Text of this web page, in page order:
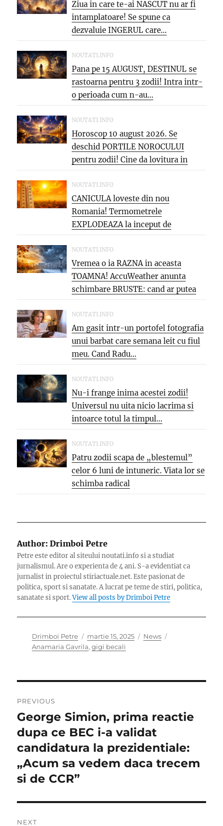
Ziua in care te-ai NASCUT nu ar fi
intamplatoare! Se spune ca
dezvaluie INGERUL care...
NOUTATI.INFO
Pana pe 15 AUGUST, DESTINUL se
rastoarna pentru 3 zodii! Intra intr-
o perioada cum n-au...
NOUTATI.INFO
Horoscop 10 august 2026. Se
deschid PORTILE NOROCULUI
pentru zodii! Cine da lovitura in
cariera...
NOUTATI.INFO
CANICULA loveste din nou
Romania! Termometrele
EXPLODEAZA la inceput de
saptamana: aproape 40°C si
PARJOL...
NOUTATI.INFO
Vremea o ia RAZNA in aceasta
TOAMNA! AccuWeather anunta
schimbare BRUSTE: cand ar putea
veni...
NOUTATI.INFO
Am gasit intr-un portofel fotografia
unui barbat care semana leit cu fiul
meu. Cand Radu...
NOUTATI.INFO
Nu-i frange inima acestei zodii!
Universul nu uita nicio lacrima si
intoarce totul la timpul...
NOUTATI.INFO
Patru zodii scapa de „blestemul”
celor 6 luni de intuneric. Viata lor se
schimba radical
Author: Drimboi Petre
Petre este editor al siteului noutati.info si a studiat
jurnalismul. Are o experienta de 4 ani. S-a evidentiat ca
jurnalist in proiectul stiriactuale.net. Este pasionat de
politica, sport si sanatate. A lucrat pe teme de stiri, politica,
sanatate si sport.View all posts by Drimboi Petre
Author
Drimboi Petre
Posted
on
martie 15, 2025 Categories
News
Anamaria Gavrila, gigi becali
în
articole
PREVIOUS
Previous
post:
George Simion, prima reactie
dupa ce BEC i-a validat
candidatura la prezidentiale:
„Acum sa vedem daca trecem
si de CCR”
NEXT